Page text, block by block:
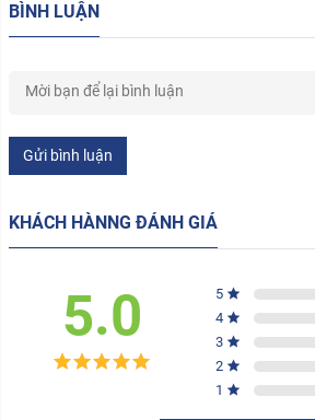
BÌNH LUẬN
Gửi bình luận
KHÁCH HÀNNG ĐÁNH GIÁ
5.0 5
4
3
2
1